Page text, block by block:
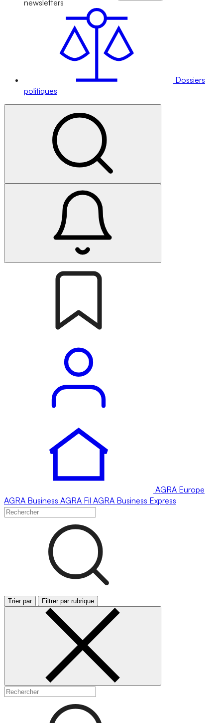
newsletters
Dossiers
politiques
AGRA Europe
AGRA Business AGRA Fil AGRA Business Express
Trier par Filtrer par rubrique